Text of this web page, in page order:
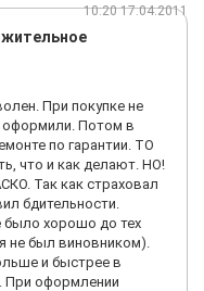
10:20 17.04.2011
При покупке не
оформили. Потом в
по гарантии. ТО
что и как делают. НО!
Так как страховал
бдительности.
было хорошо до тех
не был виновником).
и быстрее в
При оформлении